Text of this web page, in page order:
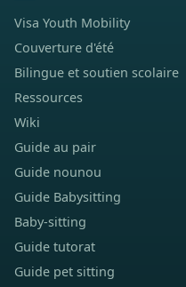
Visa Youth Mobility
Couverture d'été
Bilingue et soutien scolaire
Ressources
Wiki
Guide au pair
Guide nounou
Guide Babysitting
Baby-sitting
Guide tutorat
Guide pet sitting